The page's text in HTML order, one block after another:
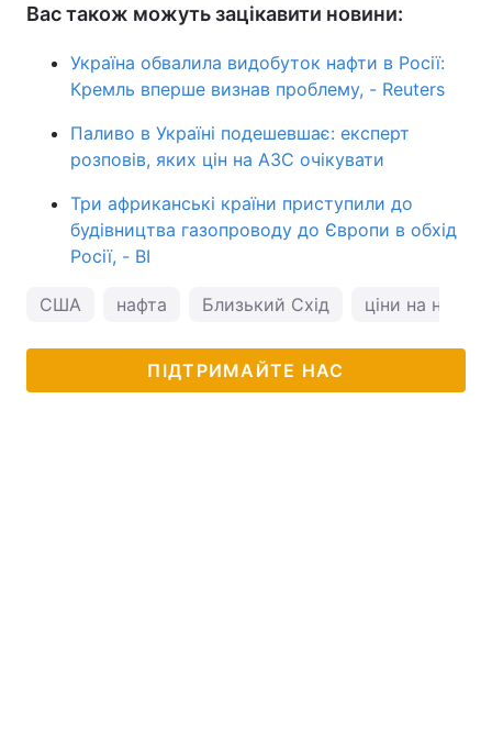
Вас також можуть зацікавити новини:
Україна обвалила видобуток нафти в Росії:
Кремль вперше визнав проблему, - Reuters
Паливо в Україні подешевшає: експерт
розповів, яких цін на АЗС очікувати
Три африканські країни приступили до
будівництва газопроводу до Європи в обхід
Росії, - BI
США нафта Близький Схід ціни на нафту
ПІДТРИМАЙТЕ НАС